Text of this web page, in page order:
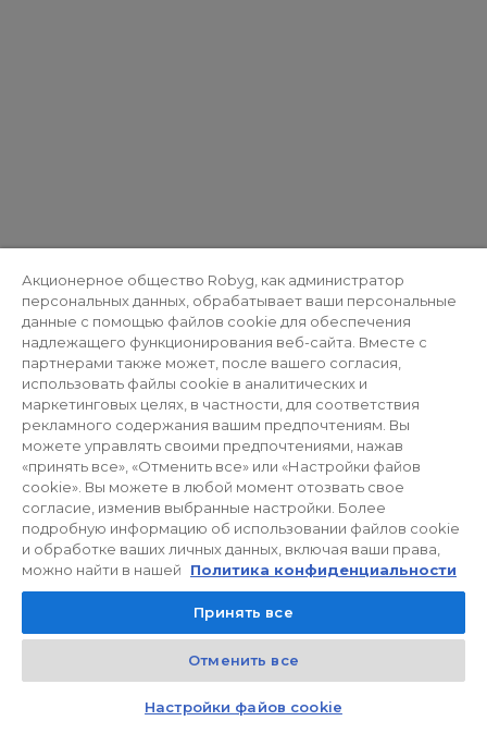
Kontakt Czat z doradcą
Акционерное общество Robyg, как администратор
персональных данных, обрабатывает ваши персональные
данные с помощью файлов cookie для обеспечения
надлежащего функционирования веб-сайта. Вместе с
партнерами также может, после вашего согласия,
использовать файлы cookie в аналитических и
маркетинговых целях, в частности, для соответствия
рекламного содержания вашим предпочтениям. Вы
можете управлять своими предпочтениями, нажав
«принять все», «Отменить все» или «Настройки файов
cookie». Вы можете в любой момент отозвать свое
согласие, изменив выбранные настройки. Более
подробную информацию об использовании файлов cookie
и обработке ваших личных данных, включая ваши права,
можно найти в нашей
Политика конфиденциальности
Принять все
Отменить все
Настройки файов cookie